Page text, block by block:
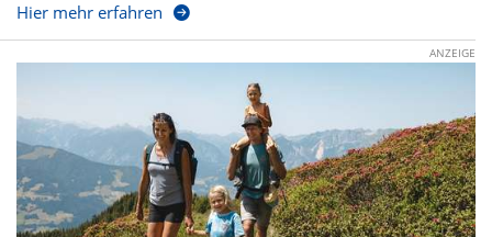
Hier mehr erfahren
ANZEIGE